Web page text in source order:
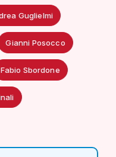
Guglielmi
Gianni Posocco
Fabio Sbordone